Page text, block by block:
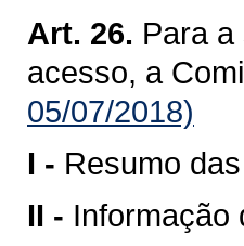
Art. 26. Para
acesso, a
05/07/2018)
I - Resumo
II - Informação